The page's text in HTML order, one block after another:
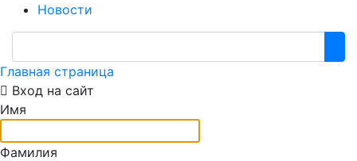
Новости
Главная страница
Вход на сайт
Имя
Фамилия